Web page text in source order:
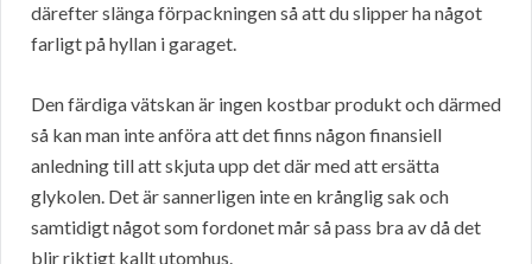
därefter slänga förpackningen så att du slipper ha något
farligt på hyllan i garaget.
Den färdiga vätskan är ingen kostbar produkt och därmed
så kan man inte anföra att det finns någon finansiell
anledning till att skjuta upp det där med att ersätta
glykolen. Det är sannerligen inte en krånglig sak och
samtidigt något som fordonet mår så pass bra av då det
blir riktigt kallt utomhus.